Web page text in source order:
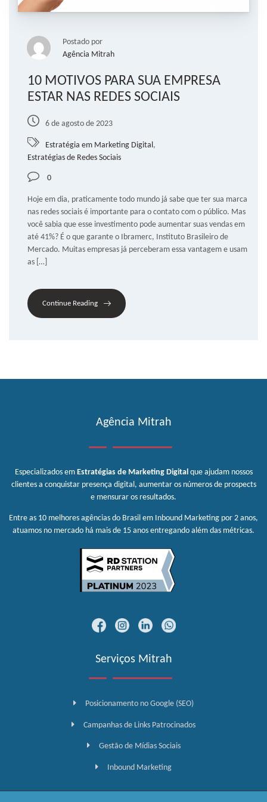
Postado por
Agência Mitrah
10 MOTIVOS PARA SUA EMPRESA
ESTAR NAS REDES SOCIAIS
6 de agosto de 2023
Estratégia em Marketing Digital,
Estratégias de Redes Sociais
0
Hoje em dia, praticamente todo mundo já sabe que ter sua marca
nas redes sociais é importante para o contato com o público. Mas
você sabia que esse investimento pode aumentar suas vendas em
até 41%? É o que garante o Ibramerc, Instituto Brasileiro de
Mercado. Muitas empresas já perceberam essa vantagem e usam
as […]
Continue Reading
Agência Mitrah
Especializados em Estratégias de Marketing Digitalque ajudam nossos
clientes a conquistar presença digital, aumentar os números de prospects
e mensurar os resultados.
Entre as 10 melhores agências do Brasil em Inbound Marketing por 2 anos,
atuamos no mercado há mais de 15 anos entregando além das métricas.
Serviços Mitrah
Posicionamento no Google (SEO)
Campanhas de Links Patrocinados
Gestão de Mídias Sociais
Inbound Marketing